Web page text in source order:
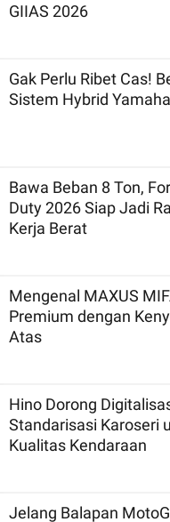
GIIAS 2026
Gak Perlu Ribet Cas!
Sistem Hybrid
Bawa Beban 8 Ton,
Duty 2026 Siap Jadi
Kerja Berat
Mengenal MAXUS
Premium dengan
Atas
Hino Dorong
Standarisasi Karoseri
Kualitas Kendaraan
Jelang Balapan